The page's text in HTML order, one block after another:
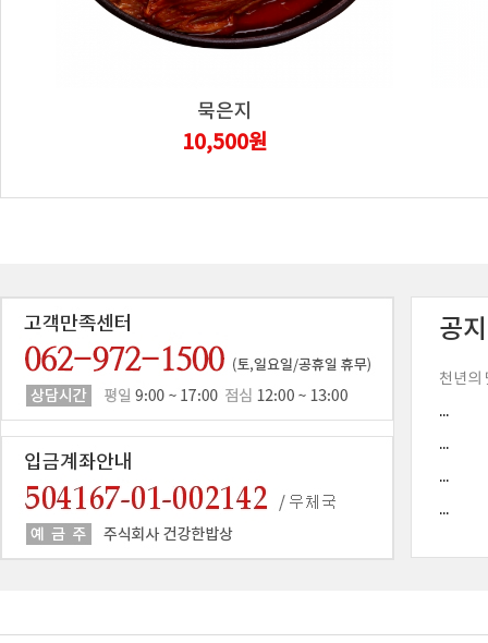
묵은지
10,500원
공
천년의
...
...
...
...